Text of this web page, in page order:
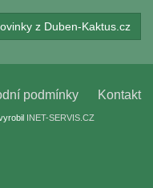
z Duben-Kaktus.cz
podmínky Kontakt
INET-SERVIS.CZ